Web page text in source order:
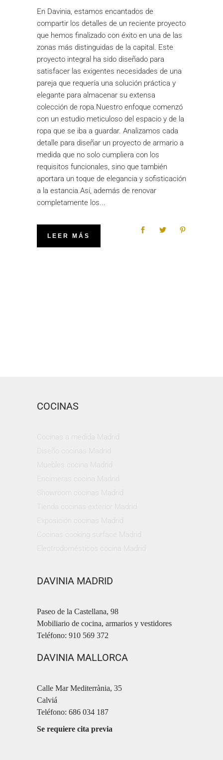
En Davinia, estamos encantados de
compartir los detalles de un reciente proyecto
que hemos finalizado con éxito en una de las
zonas más distinguidas de la capital. Este
proyecto integral ha sido diseñado para
satisfacer las exigentes necesidades de una
pareja que requería una solución práctica y
elegante para almacenar su extensa
colección de ropa.Nuestro enfoque comenzó
con un estudio meticuloso del espacio y de la
ropa que se iba a guardar. Analizamos cada
detalle para diseñar un proyecto de armario a
medida que no solo cumpliera con los
requisitos funcionales, sino que también
aportara un toque de elegancia y sofisticación
a la estancia.Así, además de renovar
completamente los
LEER MÁS
COCINAS
DAVINIA MADRID
Paseo de la Castellana, 98
Mobiliario de cocina, armarios y vestidores
Teléfono: 910 569 372
DAVINIA MALLORCA
Calle Mar Mediterrània, 35
Calviá
Teléfono: 686 034 187
Se requiere cita previa